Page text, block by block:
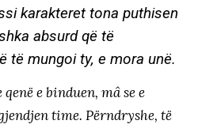
karakteret tona puthisen
absurd që të
të mungoi ty, e mora unë.
e binduen, mâ se e
time. Përndryshe, të